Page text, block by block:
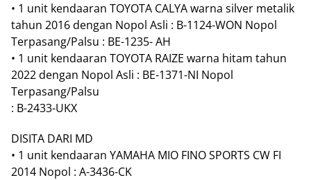
• 1 unit kendaaran TOYOTA CALYA warna silver metalik
tahun 2016 dengan Nopol Asli : B-1124-WON Nopol
Terpasang/Palsu : BE-1235- AH
• 1 unit kendaaran TOYOTA RAIZE warna hitam tahun
2022 dengan Nopol Asli : BE-1371-NI Nopol
Terpasang/Palsu
: B-2433-UKX
DISITA DARI MD
• 1 unit kendaaran YAMAHA MIO FINO SPORTS CW FI
2014 Nopol : A-3436-CK